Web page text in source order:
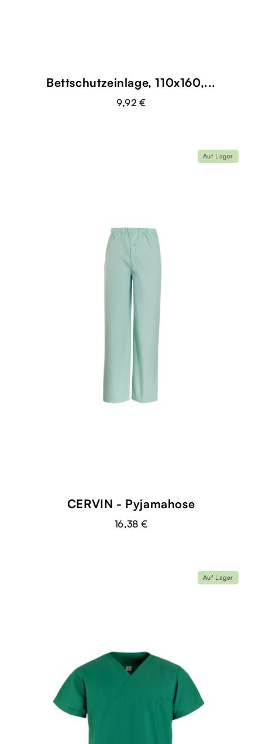
Bettschutzeinlage, 110x160,...
9,92 €
CERVIN - Pyjamahose
16,38 €
Auf Lager
Auf Lager